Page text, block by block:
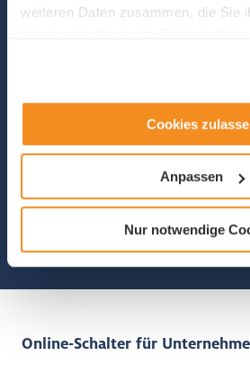
weiteren Daten zusammen, die Sie
Cookies
Anpassen
Nur notwendige
Andreas Zettel
Leiter
Telefon +41 41 367 44 05
Online-Schalter für